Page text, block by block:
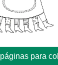
Ver 15 páginas para